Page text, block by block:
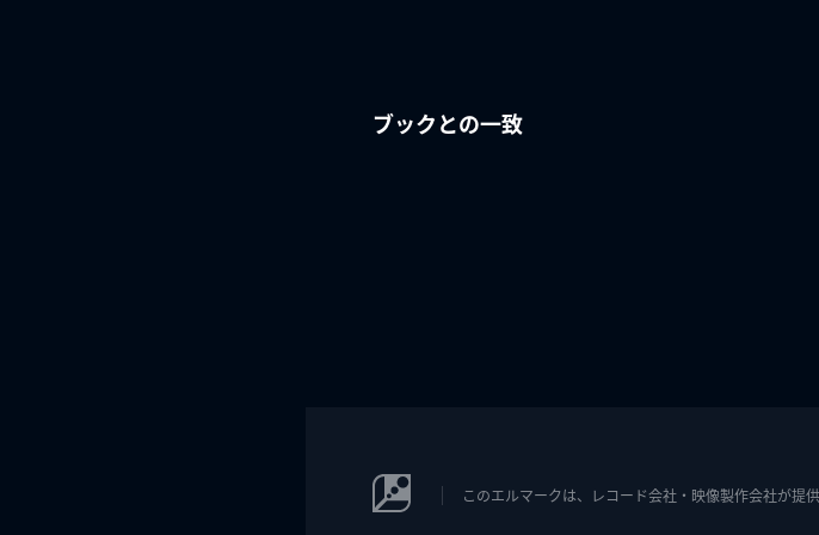
ブックとの一致
このエルマークは、レコード会社・映像製作会社が提